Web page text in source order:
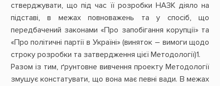
стверджувати, що під час її розробки НАЗК діяло на
підставі, в межах повноважень та у спосіб, що
передбачений законами «Про запобігання корупції» та
«Про політичні партії в Україні» (виняток – вимоги щодо
строку розробки та затвердження цієї Методології)1.
Разом із тим, ґрунтовне вивчення проекту Методології
змушує констатувати, що вона має певні вади. В межах